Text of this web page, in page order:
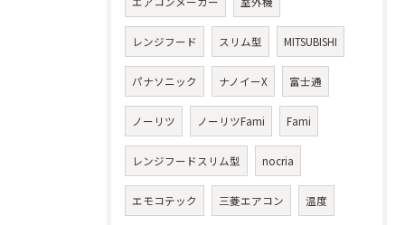
レンジフード スリム型 MITSUBISHI
パナソニック ナノイーX 富士通
ノーリツ ノーリツFami Fami
レンジフードスリム型 nocria
エモコテック 三菱エアコン 温度